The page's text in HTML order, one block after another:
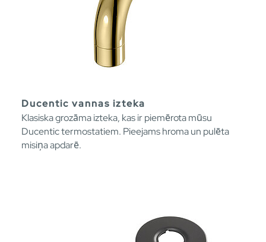
Ducentic vannas izteka
Klasiska grozāma izteka, kas ir piemērota mūsu
Ducentic termostatiem. Pieejams hroma un pulēta
misiņa apdarē.